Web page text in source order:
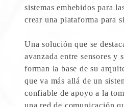
sistemas embebidos para
crear una plataforma para
Una solución que se
avanzada entre sensores y
forman la base de su
que va más allá de un
confiable de apoyo a la
una red de comunicación